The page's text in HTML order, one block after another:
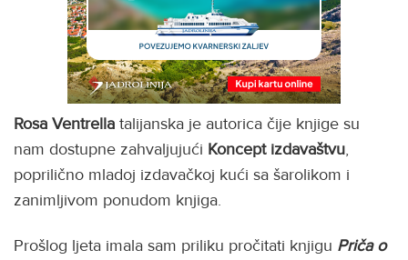
Rosa Ventrella talijanska je autorica čije knjige su
nam dostupne zahvaljujući Koncept izdavaštvu,
poprilično mladoj izdavačkoj kući sa šarolikom i
zanimljivom ponudom knjiga.
Prošlog ljeta imala sam priliku pročitati knjigu Priča o